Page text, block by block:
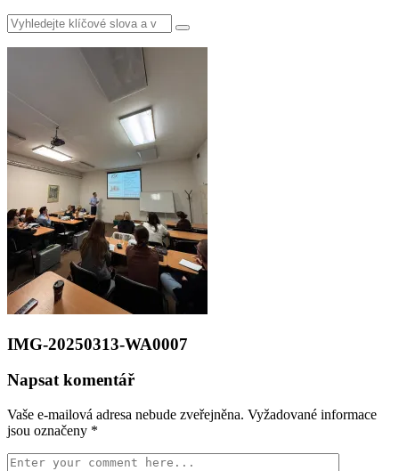
Vyhledat
IMG-20250313-WA0007
Napsat komentář
Vaše e-mailová adresa nebude zveřejněna. Vyžadované informace
jsou označeny *